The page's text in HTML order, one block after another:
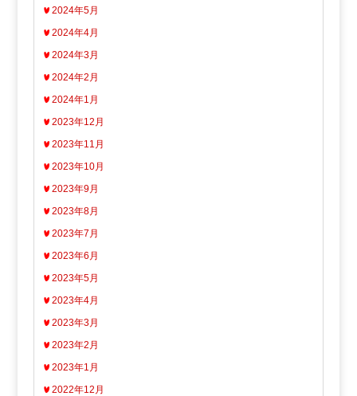
2024年5月
2024年4月
2024年3月
2024年2月
2024年1月
2023年12月
2023年11月
2023年10月
2023年9月
2023年8月
2023年7月
2023年6月
2023年5月
2023年4月
2023年3月
2023年2月
2023年1月
2022年12月